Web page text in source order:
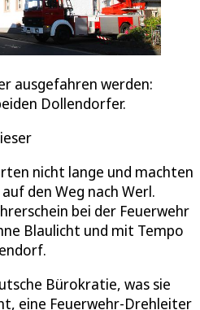
ausgefahren werden:
Dollendorfer.
nicht lange und machten
den Weg nach Werl.
bei der Feuerwehr
Blaulicht und mit Tempo
Bürokratie, was sie
eine Feuerwehr-Drehleiter